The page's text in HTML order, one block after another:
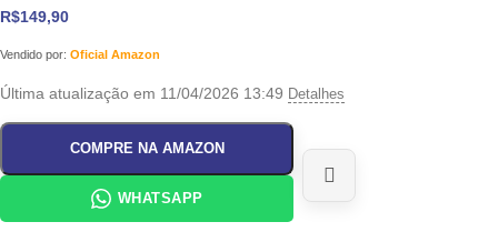
R$149,90
Vendido por: Oficial Amazon
Última atualização em 11/04/2026 13:49 Detalhes
COMPRE NA AMAZON
WHATSAPP